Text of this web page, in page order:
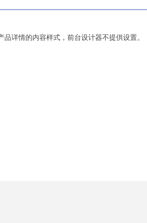
详情的内容样式，前台设计器不提供设置。